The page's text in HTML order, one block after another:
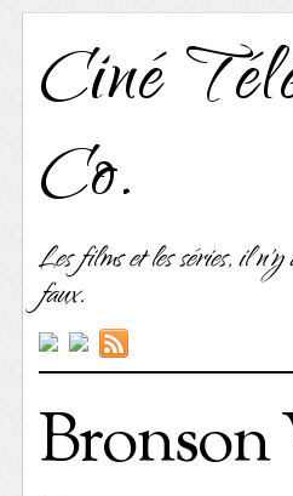
Ciné
Co.
Les films et les séries, il
faux.
Bronson